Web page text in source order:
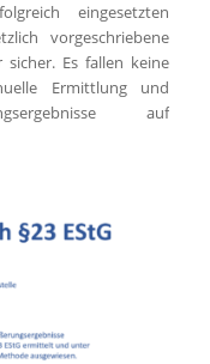
eingesetzten
vorgeschriebene
Es fallen keine
Ermittlung und
auf